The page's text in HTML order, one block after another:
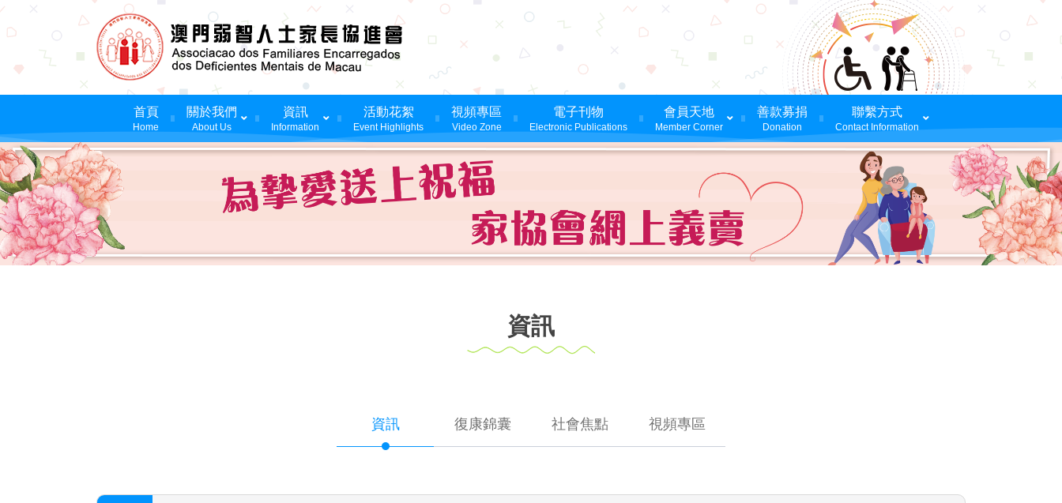
首頁
Home
關於我們
About Us
資訊
Information
活動花絮
Event Highlights
視頻專區
Video Zone
電子刊物
Electronic Publications
會員天地
Member Corner
善款募捐
Donation
聯繫方式
Contact Information
資訊
資訊 復康錦囊 社會焦點 視頻專區